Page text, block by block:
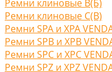
Ремни клиновые В(Б)
Ремни клиновые С(B)
Ремни SPA и XPA
Ремни SPB и XPB
Ремни SPC и XPC
Ремни SPZ и XPZ